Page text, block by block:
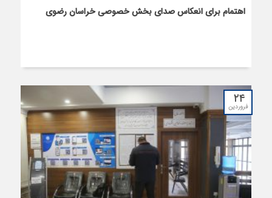
اهتمام برای انعکاس صدای بخش خصوصی خراسان رضوی
۲۴
فروردین